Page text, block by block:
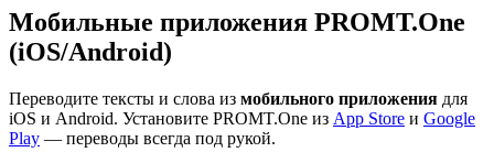
Мобильные приложения PROMT.One
(iOS/Android)
Переводите тексты и слова из мобильного приложения для
iOS и Android. Установите PROMT.One из App Store и Google
Play — переводы всегда под рукой.